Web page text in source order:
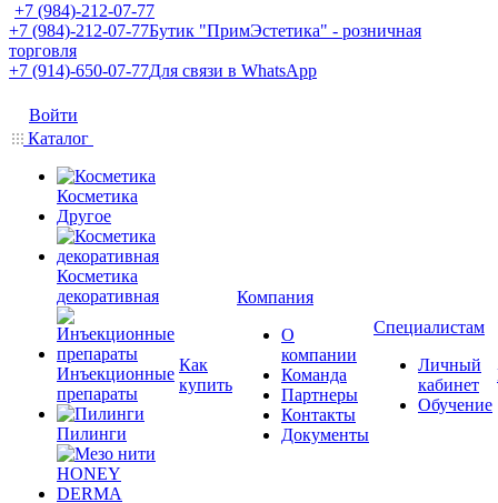
+7 (984)-212-07-77
+7 (984)-212-07-77Бутик "ПримЭстетика" - розничная
торговля
+7 (914)-650-07-77Для связи в WhatsApp
Войти
Каталог
Косметика
Другое
Косметика
декоративная
Инъекционные
препараты
Пилинги
Как
купить
Компания
О
компании
Команда
Партнеры
Контакты
Документы
Специалистам
Личный
кабинет
Обучение